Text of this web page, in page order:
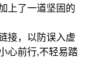
上了一道坚固的
接，以防误入虚
心前行,不轻易踏